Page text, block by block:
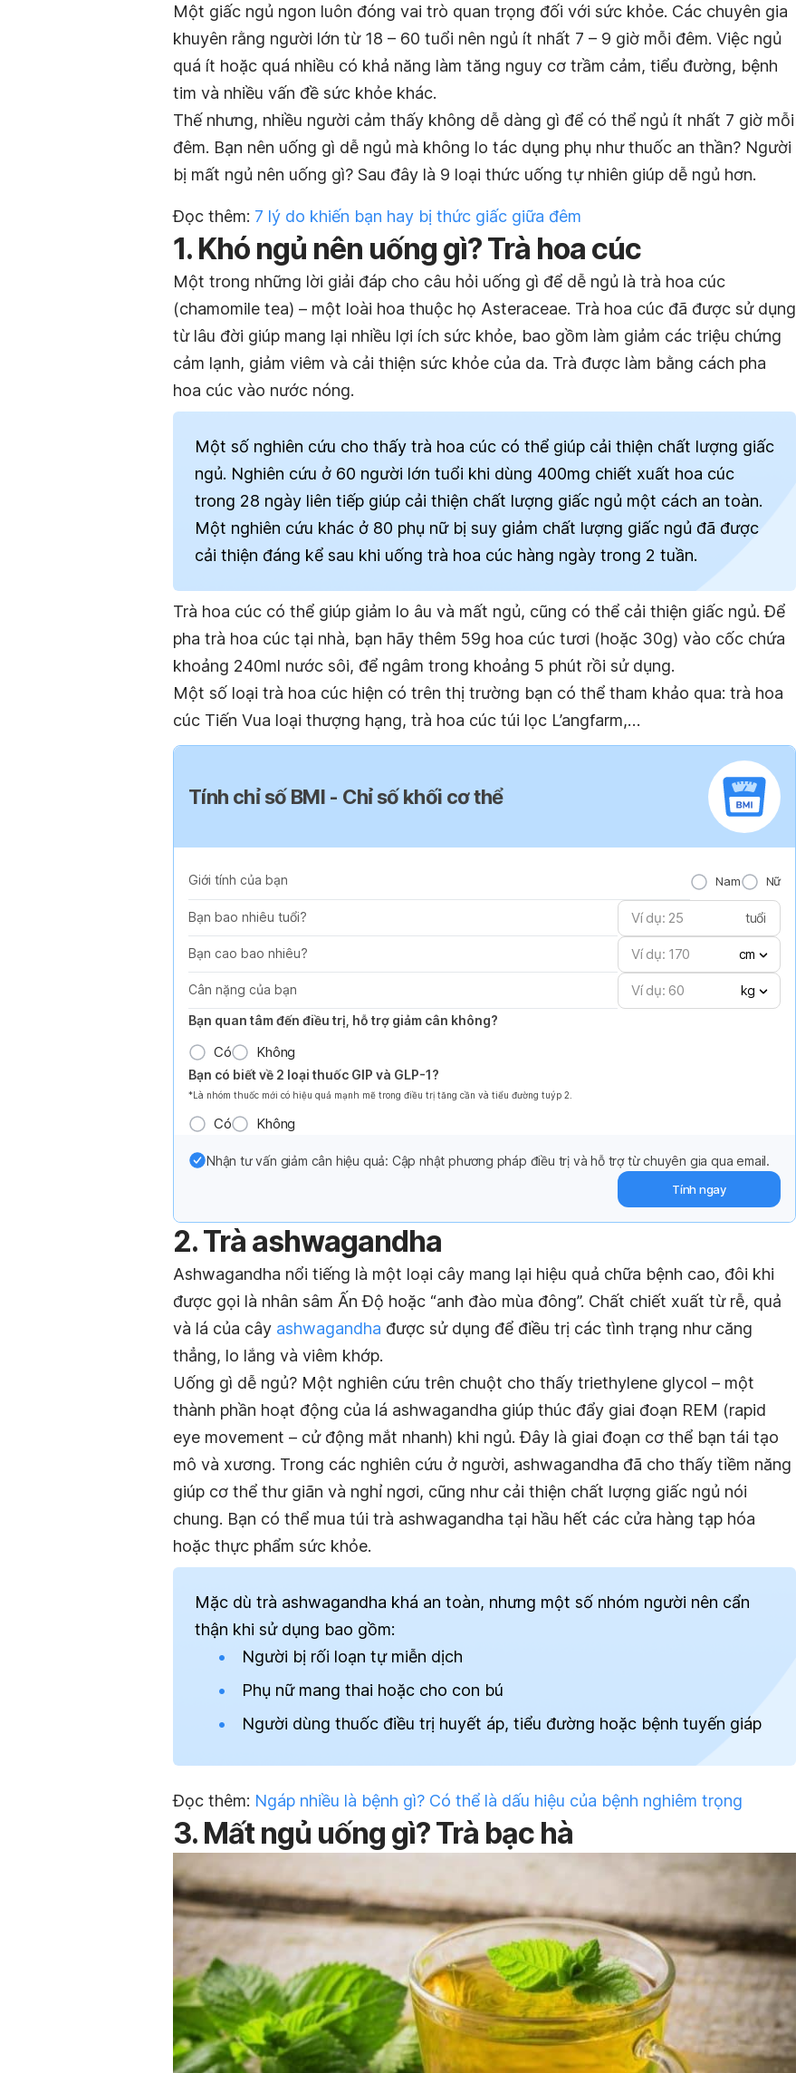
Một giấc ngủ ngon luôn đóng vai trò quan trọng đối với sức khỏe. Các chuyên gia
khuyên rằng người lớn từ 18 – 60 tuổi nên ngủ ít nhất 7 – 9 giờ mỗi đêm. Việc ngủ
quá ít hoặc quá nhiều có khả năng làm tăng nguy cơ trầm cảm, tiểu đường, bệnh
tim và nhiều vấn đề sức khỏe khác.
Thế nhưng, nhiều người cảm thấy không dễ dàng gì để có thể ngủ ít nhất 7 giờ mỗi
đêm. Bạn nên uống gì dễ ngủ mà không lo tác dụng phụ như thuốc an thần? Người
bị mất ngủ nên uống gì? Sau đây là 9 loại thức uống tự nhiên giúp dễ ngủ hơn.
Đọc thêm: 7 lý do khiến bạn hay bị thức giấc giữa đêm
1. Khó ngủ nên uống gì? Trà hoa cúc
Một trong những lời giải đáp cho câu hỏi uống gì để dễ ngủ là trà hoa cúc
(chamomile tea) – một loài hoa thuộc họ Asteraceae. Trà hoa cúc đã được sử dụng
từ lâu đời giúp mang lại nhiều lợi ích sức khỏe, bao gồm làm giảm các triệu chứng
cảm lạnh, giảm viêm và cải thiện sức khỏe của da. Trà được làm bằng cách pha
hoa cúc vào nước nóng.
Một số nghiên cứu cho thấy trà hoa cúc có thể giúp cải thiện chất lượng giấc
ngủ. Nghiên cứu ở 60 người lớn tuổi khi dùng 400mg chiết xuất hoa cúc
trong 28 ngày liên tiếp giúp cải thiện chất lượng giấc ngủ một cách an toàn.
Một nghiên cứu khác ở 80 phụ nữ bị suy giảm chất lượng giấc ngủ đã được
cải thiện đáng kể sau khi uống trà hoa cúc hàng ngày trong 2 tuần.
Trà hoa cúc có thể giúp giảm lo âu và mất ngủ, cũng có thể cải thiện giấc ngủ. Để
pha trà hoa cúc tại nhà, bạn hãy thêm 59g hoa cúc tươi (hoặc 30g) vào cốc chứa
khoảng 240ml nước sôi, để ngâm trong khoảng 5 phút rồi sử dụng.
Một số loại trà hoa cúc hiện có trên thị trường bạn có thể tham khảo qua: trà hoa
cúc Tiến Vua loại thượng hạng, trà hoa cúc túi lọc L’angfarm,…
Tính chỉ số BMI - Chỉ số khối cơ thể
Giới tính của bạn Nam Nữ
Bạn bao nhiêu tuổi? tuổi
Bạn cao bao nhiêu? cm
Cân nặng của bạn
kg
Bạn quan tâm đến điều trị, hỗ trợ giảm cân không?
Có Không
Bạn có biết về 2 loại thuốc GIP và GLP-1?
*Là nhóm thuốc mới có hiệu quả mạnh mẽ trong điều trị tăng cần và tiểu đường tuýp 2.
Có Không
Nhận tư vấn giảm cân hiệu quả: Cập nhật phương pháp điều trị và hỗ trợ từ chuyên gia qua email.
Tính ngay
2. Trà ashwagandha
Ashwagandha nổi tiếng là một loại cây mang lại hiệu quả chữa bệnh cao, đôi khi
được gọi là nhân sâm Ấn Độ hoặc “anh đào mùa đông”. Chất chiết xuất từ ​​rễ, quả
và lá của cây ashwagandha được sử dụng để điều trị các tình trạng như căng
thẳng, lo lắng và viêm khớp.
Uống gì dễ ngủ? Một nghiên cứu trên chuột cho thấy triethylene glycol – một
thành phần hoạt động của lá ashwagandha giúp thúc đẩy giai đoạn REM (rapid
eye movement – cử động mắt nhanh) khi ngủ. Đây là giai đoạn cơ thể bạn tái tạo
mô và xương. Trong các nghiên cứu ở người, ashwagandha đã cho thấy tiềm năng
giúp cơ thể thư giãn và nghỉ ngơi, cũng như cải thiện chất lượng giấc ngủ nói
chung. Bạn có thể mua túi trà ashwagandha tại hầu hết các cửa hàng tạp hóa
hoặc thực phẩm sức khỏe.
Mặc dù trà ashwagandha khá an toàn, nhưng một số nhóm người nên cẩn
thận khi sử dụng bao gồm:
Người bị rối loạn tự miễn dịch
Phụ nữ mang thai hoặc cho con bú
Người dùng thuốc điều trị huyết áp, tiểu đường hoặc bệnh tuyến giáp
Đọc thêm: Ngáp nhiều là bệnh gì? Có thể là dấu hiệu của bệnh nghiêm trọng
3. Mất ngủ uống gì? Trà bạc hà